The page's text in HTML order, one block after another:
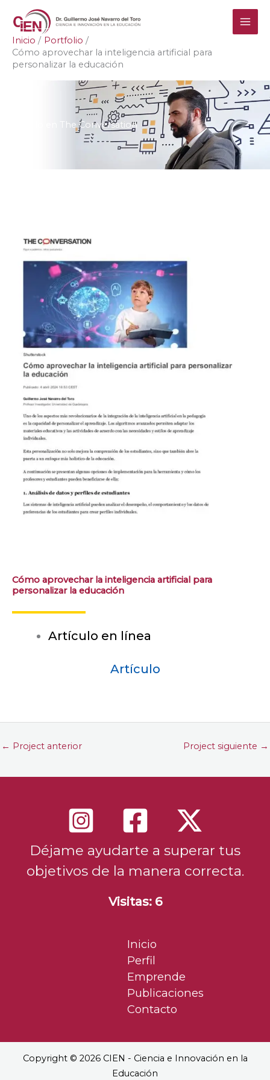
contenido
Inicio
Portfolio
Cómo aprovechar la inteligencia artificial para
personalizar la educación
Artículo en The Conversation
Cómo aprovechar la inteligencia artificial para
personalizar la educación
Artículo en línea
Artículo
← Project anterior Project siguiente →
Déjame ayudarte a superar tus
objetivos de la manera correcta.
Visitas: 6
Inicio
Perfil
Emprende
Publicaciones
Contacto
Copyright © 2026 CIEN - Ciencia e Innovación en la
Educación